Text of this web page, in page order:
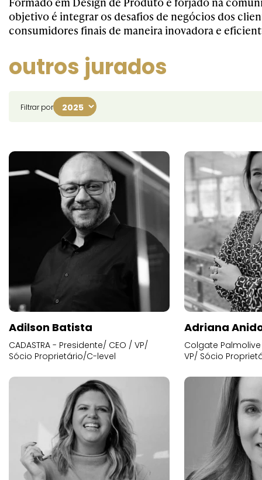
objetivo é integrar os desafios de negócios dos
consumidores finais de maneira inovadora e
outros jurados
Filtrar por
Adilson Batista
CADASTRA - Presidente/ CEO / VP/
Sócio Proprietário/C-level
Adriana
Colgate
VP/ Sócio